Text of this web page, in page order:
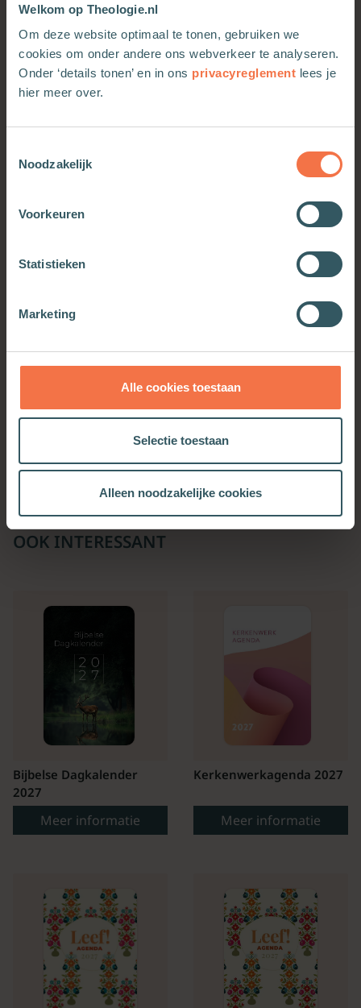
Welkom op Theologie.nl
Om deze website optimaal te tonen, gebruiken we
cookies om onder andere ons webverkeer te analyseren.
Onder ‘details tonen’ en in ons privacyreglement lees je
hier meer over.
Noodzakelijk
Voorkeuren
Statistieken
Marketing
Alle cookies toestaan
Selectie toestaan
Alleen noodzakelijke cookies
Max Lucado Agenda 2027
Meer informatie
Max Lucado Agenda 2027
Meer informatie
Jij bent waardevol!
Meer informatie
Rust, mijn ziel
Meer informatie
OOK INTERESSANT
Bijbelse Dagkalender
2027
Meer informatie
Kerkenwerkagenda 2027
Meer informatie